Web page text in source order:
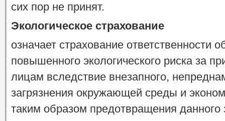
сих пор не принят.
Экологическое страхование
означает страхование ответственности
повышенного экологического риска за
лицам вследствие внезапного,
загрязнения окружающей среды и
таким образом предотвращения данного